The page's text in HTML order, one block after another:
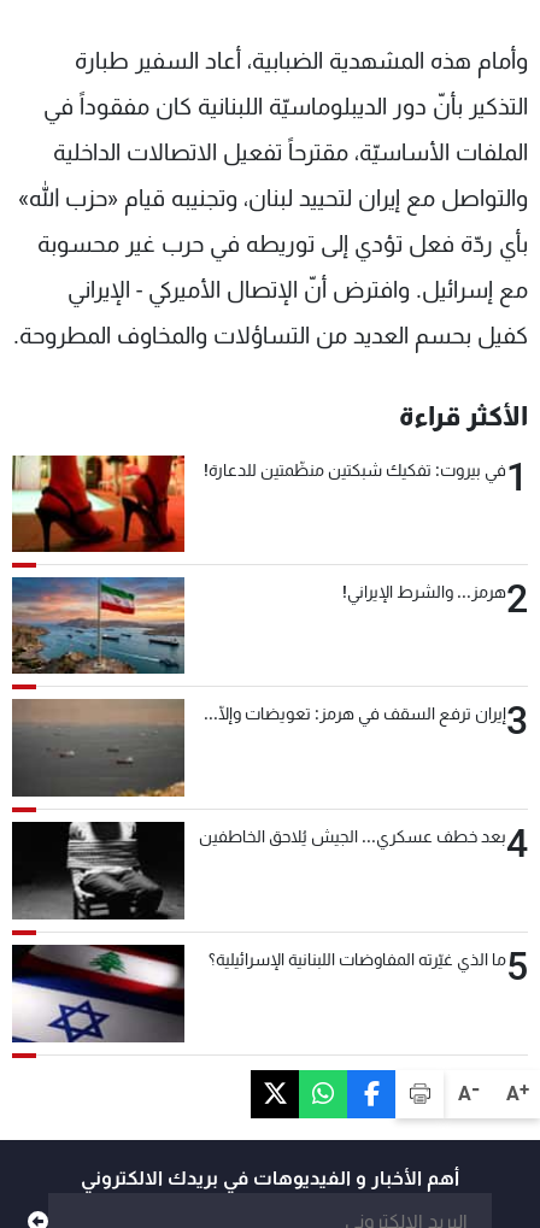
A+
A-
وأمام هذه المشهدية الضبابية، أعاد السفير طبارة
التذكير بأنّ دور الديبلوماسيّة اللبنانية كان مفقوداً في
الملفات الأساسيّة، مقترحاً تفعيل الاتصالات الداخلية
والتواصل مع إيران لتحييد لبنان، وتجنيبه قيام «حزب الله»
بأي ردّة فعل تؤدي إلى توريطه في حرب غير محسوبة
مع إسرائيل. وافترض أنّ الإتصال الأميركي - الإيراني
كفيل بحسم العديد من التساؤلات والمخاوف المطروحة.
الأكثر قراءة
1في بيروت: تفكيك شبكتين منظّمتين للدعارة!
2هرمز... والشرط الإيراني!
3إيران ترفع السقف في هرمز: تعويضات وإلّا...
4بعد خطف عسكري... الجيش يُلاحق الخاطفين
5ما الذي غيّرته المفاوضات اللبنانية الإسرائيلية؟
أهم الأخبار و الفيديوهات في بريدك الالكتروني